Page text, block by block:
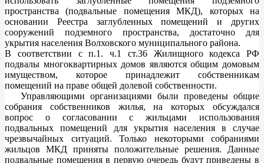
пространства (подвальные помещения МКД), которых на
основании Реестра заглубленных помещений и других
сооружений подземного пространства, достаточно для
укрытия населения Волховского муниципального района.
В соответствии с п.1. ч.1 ст.36 Жилищного кодекса РФ
подвалы многоквартирных домов являются общим домовым
имуществом, которое принадлежит собственникам
помещений на праве общей долевой собственности.
Управляющими организациями были проведены общие
собрания собственников жилья, на которых обсуждался
вопрос о согласовании с жильцами использования
подвальных помещений для укрытия населения в случае
чрезвычайных ситуаций. Только некоторыми собраниями
жильцов МКД приняты положительные решения. Данные
подвальные помещения в первую очередь будут приведены в